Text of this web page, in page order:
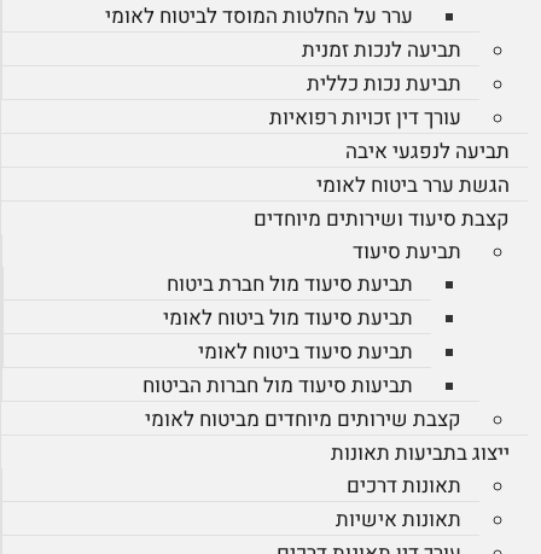
ערר על החלטות המוסד לביטוח לאומי
תביעה לנכות זמנית
תביעת נכות כללית
עורך דין זכויות רפואיות
תביעה לנפגעי איבה
הגשת ערר ביטוח לאומי
קצבת סיעוד ושירותים מיוחדים
תביעת סיעוד
תביעת סיעוד מול חברת ביטוח
תביעת סיעוד מול ביטוח לאומי
תביעת סיעוד ביטוח לאומי
תביעות סיעוד מול חברות הביטוח
קצבת שירותים מיוחדים מביטוח לאומי
ייצוג בתביעות תאונות
תאונות דרכים
תאונות אישיות